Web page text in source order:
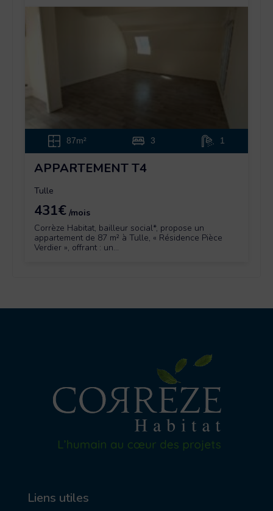
87m² 3 1
APPARTEMENT T4
Tulle
431€ /mois
Corrèze Habitat, bailleur social*, propose un
appartement de 87 m² à Tulle, « Résidence Pièce
Verdier », offrant : un...
Liens utiles